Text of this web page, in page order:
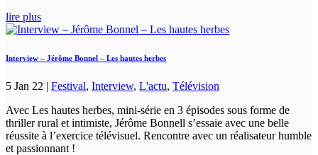
lire plus
Interview – Jérôme Bonnel – Les hautes herbes
5 Jan 22 | Festival, Interview, L'actu, Télévision
Avec Les hautes herbes, mini-série en 3 épisodes sous forme de
thriller rural et intimiste, Jérôme Bonnell s’essaie avec une belle
réussite à l’exercice télévisuel. Rencontre avec un réalisateur humble
et passionnant !